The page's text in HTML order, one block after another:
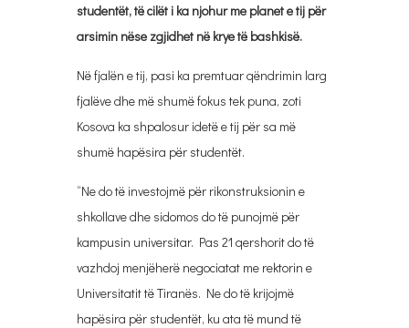
studentët, të cilët i ka njohur me planet e tij për
arsimin nëse zgjidhet në krye të bashkisë.
Në fjalën e tij, pasi ka premtuar qëndrimin larg
fjalëve dhe më shumë fokus tek puna, zoti
Kosova ka shpalosur idetë e tij për sa më
shumë hapësira për studentët.
“Ne do të investojmë për rikonstruksionin e
shkollave dhe sidomos do të punojmë për
kampusin universitar. Pas 21 qershorit do të
vazhdoj menjëherë negociatat me rektorin e
Universitatit të Tiranës. Ne do të krijojmë
hapësira për studentët, ku ata të mund të